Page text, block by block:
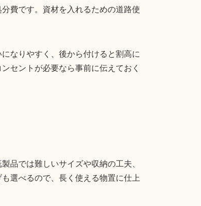
費です。資材を入れるための道路使
なりやすく、後から付けると割高に
セントが必要なら事前に伝えておく
品では難しいサイズや収納の工夫、
選べるので、長く使える物置に仕上